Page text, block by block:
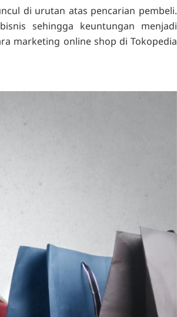
di urutan atas pencarian pembeli.
sehingga keuntungan menjadi
marketing online shop di Tokopedia